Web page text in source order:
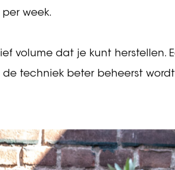
een duidelijke dosis-
per week.
week.